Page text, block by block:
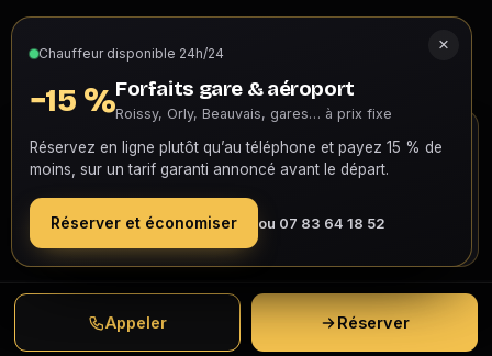
© 2026 Luxury Services Taxi 78. Tous droits réservés.
Appeler Réserver
On roule avec des cookies
Ce site utilise des cookies pour la mesure d’audience
Accepter Refuser
×
Chauffeur disponible 24h/24
−15 %Forfaits gare & aéroport
Roissy, Orly, Beauvais, gares… à prix fixe
Réservez en ligne plutôt qu’au téléphone et payez 15 % de
moins, sur un tarif garanti annoncé avant le départ.
Réserver et économiser ou 07 83 64 18 52